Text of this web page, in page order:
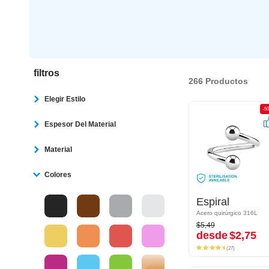
filtros
Elegir Estilo
Espesor Del Material
Material
Colores
266 Productos
-50%
Espiral
Acero quirúrgico 316L
$5,49
desde$2,75
-
Espiral
Acero quirúrgico 316L
$5,49
desde$2,75
(27)